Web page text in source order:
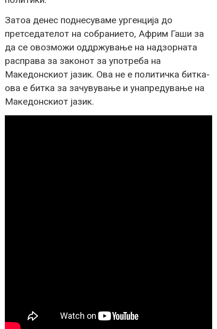
Затоа денес поднесуваме ургенција до
претседателот на собранието, Африм Гаши за
да се овозможи оддржување на надзорната
расправа за законот за употреба на
Македонскиот јазик. Ова не е политичка битка-
ова е битка за зачувување и унапредување на
Македонскиот јазик.